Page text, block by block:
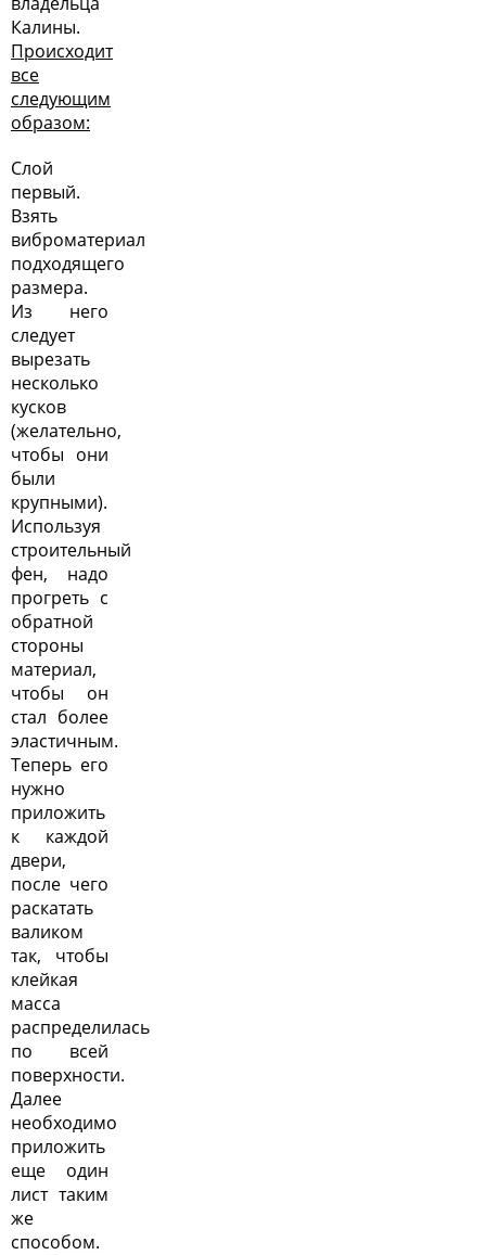
Калины.
Происходит
все
следующим
образом:
Слой
первый.
Взять
виброматериал
подходящего
размера.
Из него
следует
вырезать
несколько
кусков
(желательно,
чтобы они
были
крупными).
Используя
строительный
фен, надо
прогреть с
обратной
стороны
материал,
чтобы он
стал более
эластичным.
Теперь его
нужно
приложить
к каждой
двери,
после чего
раскатать
валиком
так, чтобы
клейкая
масса
распределилась
по всей
поверхности.
Далее
необходимо
приложить
еще один
лист таким
же
способом.